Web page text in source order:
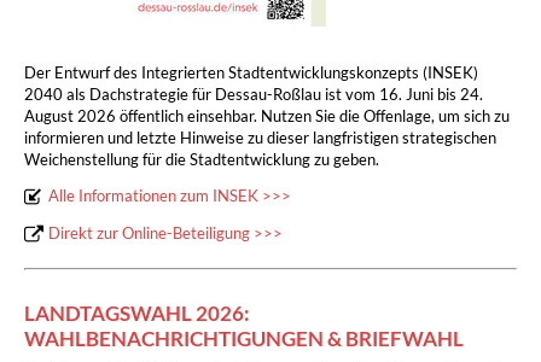
Der Entwurf des Integrierten Stadtentwicklungskonzepts (INSEK)
2040 als Dachstrategie für Dessau-Roßlau ist vom 16. Juni bis 24.
August 2026 öffentlich einsehbar. Nutzen Sie die Offenlage, um sich zu
informieren und letzte Hinweise zu dieser langfristigen strategischen
Weichenstellung für die Stadtentwicklung zu geben.
Alle Informationen zum INSEK >>>
Direkt zur Online-Beteiligung >>>
LANDTAGSWAHL 2026:
WAHLBENACHRICHTIGUNGEN & BRIEFWAHL